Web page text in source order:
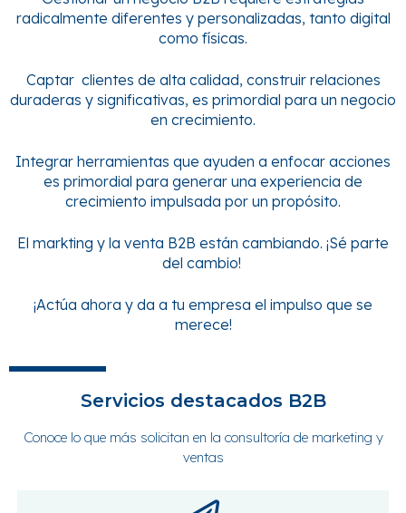
radicalmente diferentes y personalizadas, tanto digital
como físicas.
Captar clientes de alta calidad, construir relaciones
duraderas y significativas, es primordial para un negocio
en crecimiento.
Integrar herramientas que ayuden a enfocar acciones
es primordial para generar una experiencia de
crecimiento impulsada por un propósito.
El markting y la venta B2B están cambiando. ¡Sé parte
del cambio!
¡Actúa ahora y da a tu empresa el impulso que se
merece!
Servicios destacados B2B
Conoce lo que más solicitan en la consultoría de marketing y
ventas